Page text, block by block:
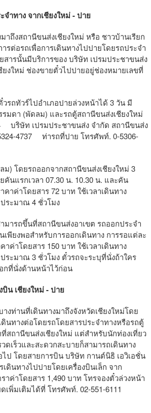
จำทาง จากเชียงใหม่ - ปาย
ถึงสถานีขนส่งเชียงใหม่ หรือ ชาวบ้านเรียก
ารต่อรถเพื่อการเดินทางไปปายโดยรถประจำ
สารนั้นมีบริการของ บริษัท เปรมประชาขนส่ง
งใหม่ ช่องขายตั๋วไปปายอยู่ช่องหมายเลขที่
รถทัวร์ไปอำเภอปายล่วงหน้าได้ 3 วัน มี
มดา (พัดลม) และรถตู้สถานีขนส่งเชียงใหม่
บริษัท เปรมประชาขนส่ง จำกัด สถานีขนส่ง
4737 ท่ารถที่ปาย โทรศัพท์. 0-5306-
) โดยรถออกจากสถานีขนส่งเชียงใหม่ 3
คันแรกเวลา 07.30 น. 10.30 น. และคัน
คาค่าโดยสาร 72 บาท ใช้เวลาเดินทาง
ระมาณ 4 ชั่วโมง
ารถขึ้นที่สถานีขนส่งอาเขต รถออกประจำ
พียงพอสำหรับการออกเดินทาง การรอแต่ละ
าค่าโดยสาร 150 บาท ใช้เวลาเดินทาง
ระมาณ 3 ชั่วโมง ตั๋วรถจะระบุที่นั่งถ้าใคร
กที่นั่งด้านหน้าไว้ก่อน
บิน เชียงใหม่ - ปาย
งท่านที่เดินทางมาถึงจังหวัดเชียงใหม่โดย
ดินทางต่อโดยรถโดยสารประจำทางหรือรถตู้
สถานีขนส่งเชียงใหม่ แต่สำหรับนักท่องเที่ยว
ดเร็วและสะดวกสะบายก็สามารถเดินทาง
ป โดยสายการบิน บริษัท กานต์นิธิ เอวิเอชั่น
เดินทางไปปายโดยเครื่องบินเล็ก จาก
าค่าโดยสาร 1,490 บาท โทรจองตั๋วล่วงหน้า
เพิ่มเติมได้ที่ โทรศัพท์. 02-551-6111